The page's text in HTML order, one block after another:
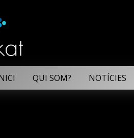
QUI SOM? NOTÍCIES